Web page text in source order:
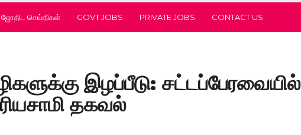
ஜோதிட செய்திகள் GOVT JOBS PRIVATE JOBS CONTACT US
இழப்பீடு: சட்டப்பேரவையில்
தகவல்